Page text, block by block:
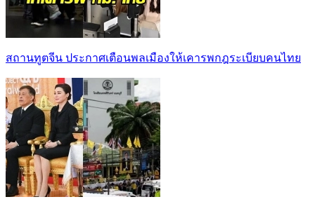
สถานทูตจีน ประกาศเตือนพลเมืองให้เคารพกฎระเบียบคนไทย